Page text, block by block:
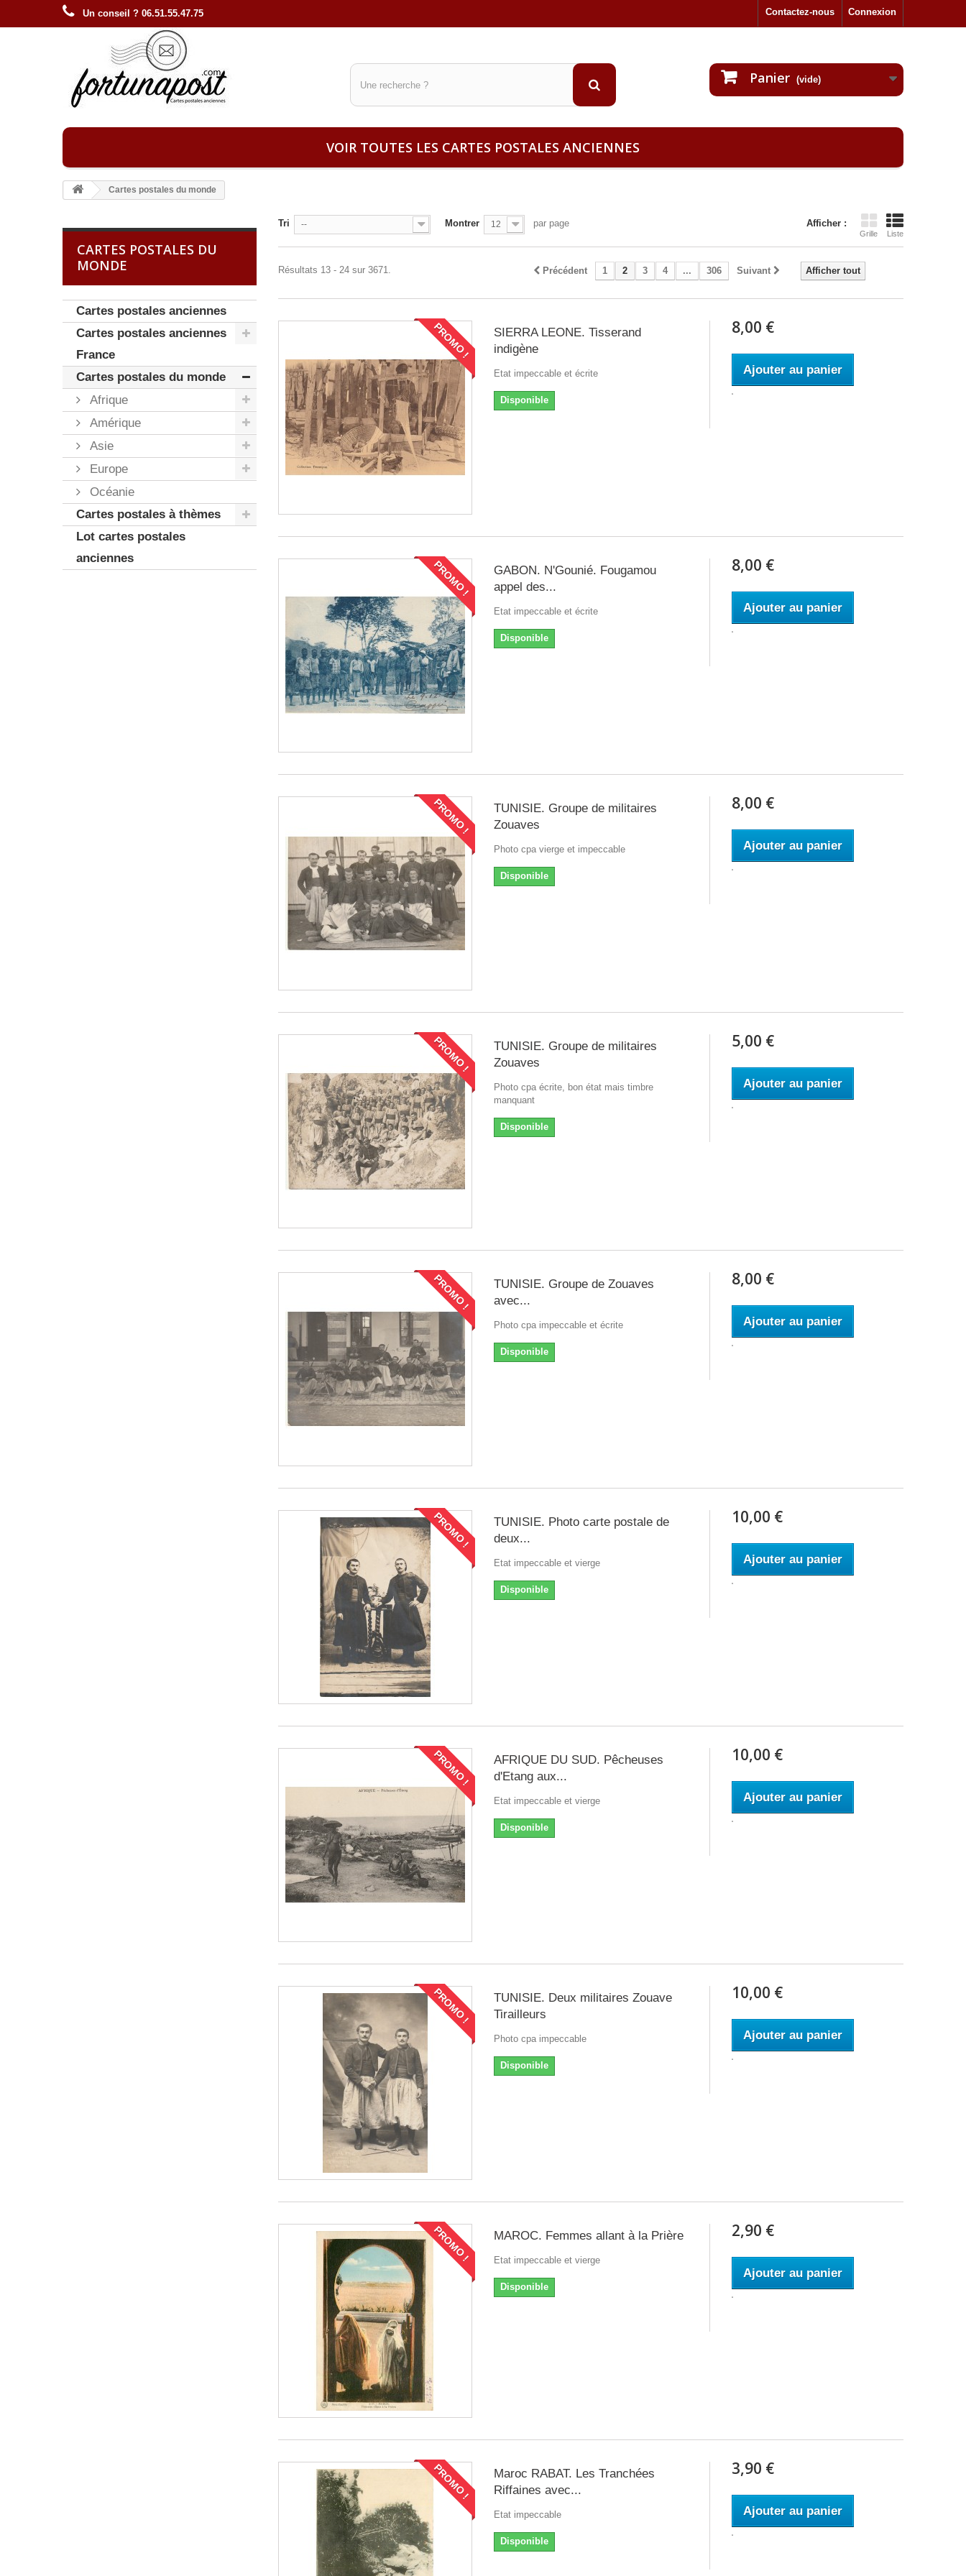
Connexion
Contactez-nous
Un conseil ? 06.51.55.47.75
Panier (vide)
VOIR TOUTES LES CARTES POSTALES ANCIENNES
Cartes postales du monde
CARTES POSTALES DU
MONDE
Cartes postales anciennes
Cartes postales anciennes
France
Cartes postales du monde
Afrique
Amérique
Asie
Europe
Océanie
Cartes postales à thèmes
Lot cartes postales
anciennes
Afficher :
Grille Liste
Tri -- Montrer 12 par page
Afficher tout
Précédent 1 2 3 4 ... 306 Suivant
Résultats 13 - 24 sur 3671.
PROMO !
SIERRA LEONE. Tisserand
indigène
Etat impeccable et écrite
Disponible
8,00 €
Ajouter au panier
PROMO !
GABON. N'Gounié. Fougamou
appel des...
Etat impeccable et écrite
Disponible
8,00 €
Ajouter au panier
PROMO !
TUNISIE. Groupe de militaires
Zouaves
Photo cpa vierge et impeccable
Disponible
8,00 €
Ajouter au panier
PROMO !
TUNISIE. Groupe de militaires
Zouaves
Photo cpa écrite, bon état mais timbre
manquant
Disponible
5,00 €
Ajouter au panier
PROMO !
TUNISIE. Groupe de Zouaves
avec...
Photo cpa impeccable et écrite
Disponible
8,00 €
Ajouter au panier
PROMO !
TUNISIE. Photo carte postale de
deux...
Etat impeccable et vierge
Disponible
10,00 €
Ajouter au panier
PROMO !
AFRIQUE DU SUD. Pêcheuses
d'Etang aux...
Etat impeccable et vierge
Disponible
10,00 €
Ajouter au panier
PROMO !
TUNISIE. Deux militaires Zouave
Tirailleurs
Photo cpa impeccable
Disponible
10,00 €
Ajouter au panier
PROMO ! MAROC. Femmes allant à la Prière
Etat impeccable et vierge
Disponible
2,90 €
Ajouter au panier
PROMO !
Maroc RABAT. Les Tranchées
Riffaines avec...
Etat impeccable
Disponible
3,90 €
Ajouter au panier